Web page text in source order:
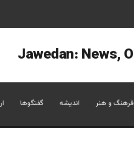
فرهنگ و هنر اندیشه گفتگوها